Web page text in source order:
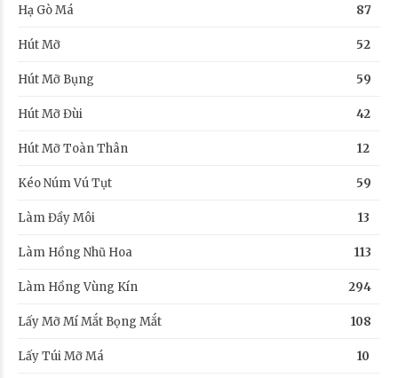
Hạ Gò Má 87
Hút Mỡ 52
Hút Mỡ Bụng 59
Hút Mỡ Đùi 42
Hút Mỡ Toàn Thân 12
Kéo Núm Vú Tụt 59
Làm Đầy Môi 13
Làm Hồng Nhũ Hoa 113
Làm Hồng Vùng Kín 294
Lấy Mỡ Mí Mắt Bọng Mắt 108
Lấy Túi Mỡ Má 10